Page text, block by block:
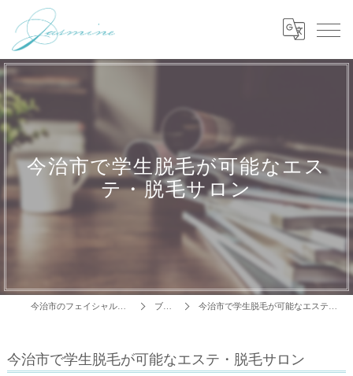
今治市で学生脱毛が可能なエス
テ・脱毛サロン
今治市のフェイシャルはJasmine ブログ 今治市で学生脱毛が可能なエステ・脱毛サロン
今治市で学生脱毛が可能なエステ・脱毛サロン